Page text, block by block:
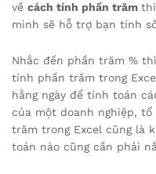
về cách tính phần trăm
mình sẽ hỗ trợ bạn tính
Nhắc đến phần trăm %
tính phần trăm trong
hằng ngày để tính toán
của một doanh nghiệp,
trăm trong Excel cũng là
toán nào cũng cần phải